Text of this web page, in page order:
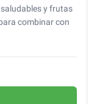
y frutas
combinar con